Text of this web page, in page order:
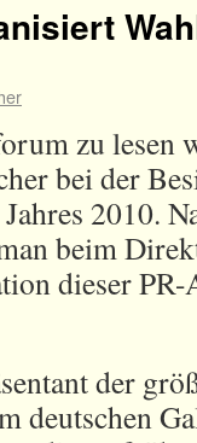
zu lesen
bei der
2010.
beim
dieser
der
deutschen